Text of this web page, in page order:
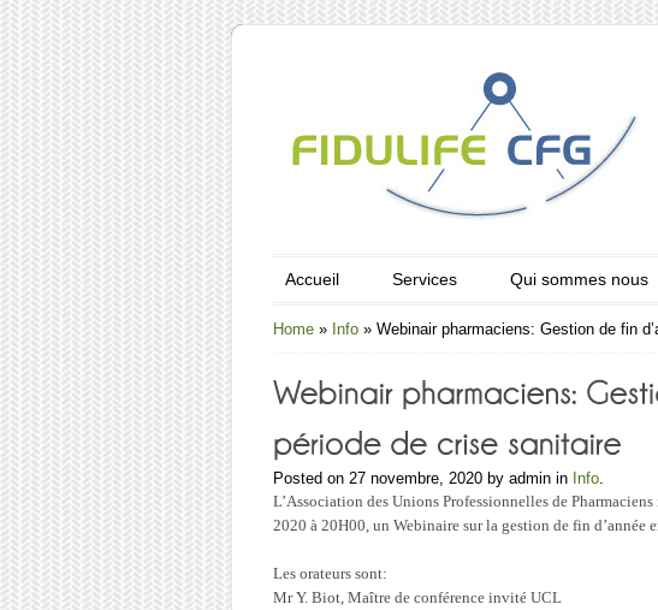
Accueil Services Qui sommes nous
Home » Info » Webinair pharmaciens: Gestion de fin
Posted on 27 novembre, 2020 by admin in Info.
L’Association des Unions Professionnelles de
2020 à 20H00, un Webinaire sur la gestion de fin d’année
Les orateurs sont:
Mr Y. Biot, Maître de conférence invité UCL